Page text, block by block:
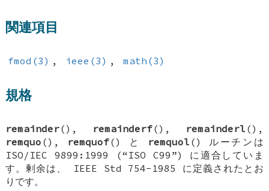
関連項目
fmod(3) , ieee(3) , math(3)
規格
remainder(), remainderf(), remainderl (),
remquo (), remquof() と remquol () ルーチンは
ISO/IEC 9899:1999 (“ISO C99”) に適合していま
す。剰余は、 IEEE Std 754-1985 に定義されたとお
りです。